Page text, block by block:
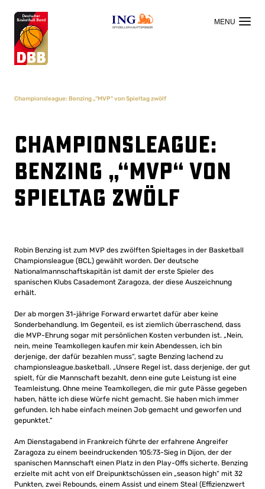
OFFIZIELLER HAUPTSPONSOR
Championsleague: Benzing „“MVP“ von Spieltag zwölf
Championsleague:
Benzing „“MVP“ von
Spieltag zwölf
Robin Benzing ist zum MVP des zwölften Spieltages in der Basketball
Championsleague (BCL) gewählt worden. Der deutsche
Nationalmannschaftskapitän ist damit der erste Spieler des
spanischen Klubs Casademont Zaragoza, der diese Auszeichnung
erhält.
Der ab morgen 31-jährige Forward erwartet dafür aber keine
Sonderbehandlung. Im Gegenteil, es ist ziemlich überraschend, dass
die MVP-Ehrung sogar mit persönlichen Kosten verbunden ist. „Nein,
nein, meine Teamkollegen kaufen mir kein Abendessen, ich bin
derjenige, der dafür bezahlen muss“, sagte Benzing lachend zu
championsleague.basketball. „Unsere Regel ist, dass derjenige, der gut
spielt, für die Mannschaft bezahlt, denn eine gute Leistung ist eine
Teamleistung. Ohne meine Teamkollegen, die mir gute Pässe gegeben
haben, hätte ich diese Würfe nicht gemacht. Sie haben mich immer
gefunden. Ich habe einfach meinen Job gemacht und geworfen und
gepunktet.“
Am Dienstagabend in Frankreich führte der erfahrene Angreifer
Zaragoza zu einem beeindruckenden 105:73-Sieg in Dijon, der der
spanischen Mannschaft einen Platz in den Play-Offs sicherte. Benzing
erzielte mit acht von elf Dreipunktschüssen ein „season high“ mit 32
Punkten, zwei Rebounds, einem Assist und einem Steal (Effizienzwert